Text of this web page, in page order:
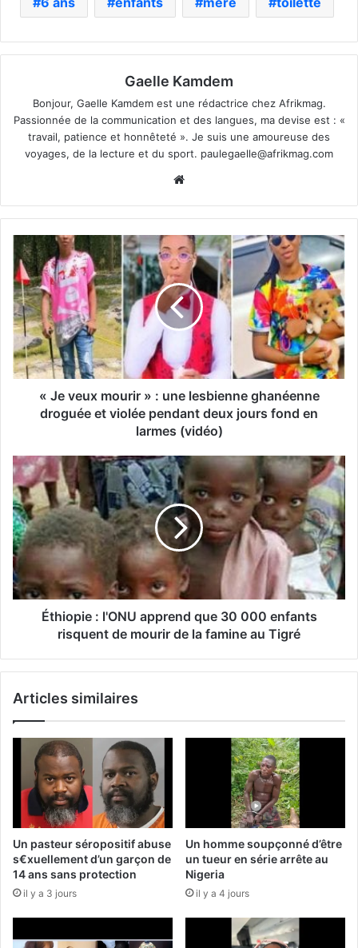
Gaelle Kamdem
Bonjour, Gaelle Kamdem est une rédactrice chez Afrikmag.
Passionnée de la communication et des langues, ma devise est : «
travail, patience et honnêteté ». Je suis une amoureuse des
voyages, de la lecture et du sport. paulegaelle@afrikmag.com
« Je veux mourir » : une lesbienne ghanéenne
droguée et violée pendant deux jours fond en
larmes (vidéo)
Éthiopie : l'ONU apprend que 30 000 enfants
risquent de mourir de la famine au Tigré
Articles similaires
Un pasteur séropositif abuse
s€xuellement d’un garçon de
14 ans sans protection
il y a 3 jours
Un homme soupçonné d’être
un tueur en série arrête au
Nigeria
il y a 4 jours